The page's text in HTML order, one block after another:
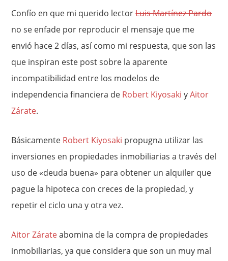
Confío en que mi querido lectorLuis Martínez Pardo
no se enfade por reproducir el mensaje que me
envió hace 2 días, así como mi respuesta, que son las
que inspiran este post sobre la aparente
incompatibilidad entre los modelos de
independencia financiera de Robert Kiyosaki yAitor
Zárate.
Básicamente Robert Kiyosaki propugna utilizar las
inversiones en propiedades inmobiliarias a través del
uso de «deuda buena» para obtener un alquiler que
pague la hipoteca con creces de la propiedad, y
repetir el ciclo una y otra vez.
Aitor Zárateabomina de la compra de propiedades
inmobiliarias, ya que considera que son un muy mal